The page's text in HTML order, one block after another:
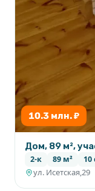
10.3 млн. ₽
Дом, 89 м²,
2-к 89 м² 10
ул. Исетская,29